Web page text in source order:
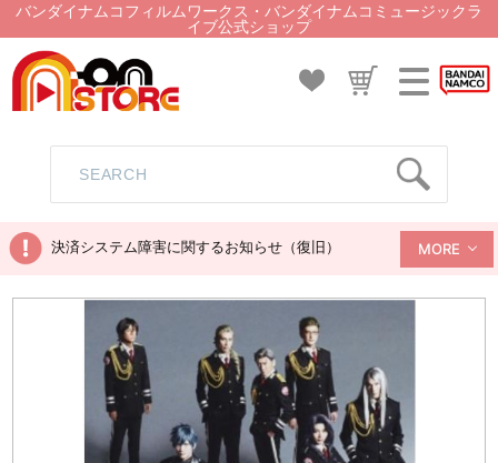
バンダイナムコフィルムワークス・バンダイナムコミュージックラ
イブ公式ショップ
決済システム障害に関するお知らせ（復旧） MORE